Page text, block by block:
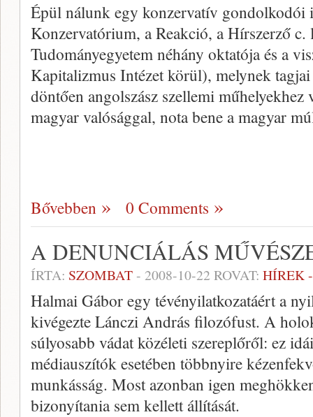
Épül nálunk egy konzervatív gondolkodói
Konzervatórium, a Reakció, a Hírszerző c.
Tudományegyetem néhány oktatója és a
Kapitalizmus Intézet körül), melynek
döntően angolszász szellemi
magyar valósággal, nota bene a magyar
Bővebben 0 Comments
A DENUNCIÁLÁS
ÍRTA: SZOMBAT- 2008-10-22 ROVAT: HÍREK
Halmai Gábor egy tévényilatkozatáért a
kivégezte Lánczi András filozófust. A
súlyosabb vádat közéleti szereplőről: ez
médiauszítók esetében többnyire
munkásság. Most azonban igen
bizonyítania sem kellett állítását.